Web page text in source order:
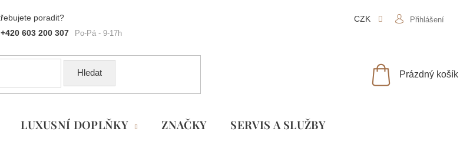
+420 603 200 307
CZK Přihlášení
Hledat
NÁKUPNÍ
Prázdný košík
LUXUSNÍ DOPLŇKY ZNAČKY SLUŽBY